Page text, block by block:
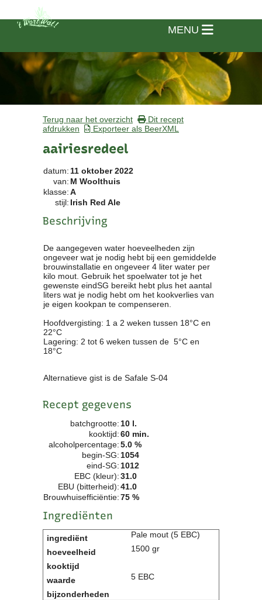
Terug naar het overzicht
Dit recept
afdrukken
Exporteer als BeerXML
aairiesredeel
datum: 11 oktober 2022
van: M Woolthuis
klasse:A
stijl: Irish Red Ale
Beschrijving
De aangegeven water hoeveelheden zijn
ongeveer wat je nodig hebt bij een gemiddelde
brouwinstallatie en ongeveer 4 liter water per
kilo mout. Gebruik het spoelwater tot je het
gewenste eindSG bereikt hebt plus het aantal
liters wat je nodig hebt om het kookverlies van
je eigen kookpan te compenseren.
Hoofdvergisting: 1 a 2 weken tussen 18°C en
22°C
Lagering: 2 tot 6 weken tussen de 5°C en
18°C
Alternatieve gist is de Safale S-04
Recept gegevens
batchgrootte: 10 l.
kooktijd:60 min.
alcoholpercentage:5.0 %
begin-SG: 1054
eind-SG: 1012
EBC (kleur):31.0
EBU (bitterheid):41.0
Brouwhuisefficiëntie:75 %
Ingrediënten
Pale mout (5 EBC)
1500 gr
5 EBC
MENU
Vereniging
Clubkalender
Informatie
Bestuur
Reglementen
Privacyverklaring
Commissies
Wedstrijduitslagen
Bijzondere Leden
- Keurmeesters
- Professioneel
- Biersommeliers
Recepten
Recepten
Contact
Bericht
Locatie
Lid worden
Brouwcursus